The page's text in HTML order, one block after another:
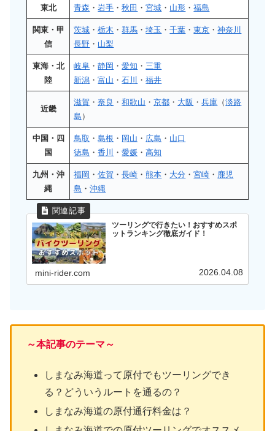
東北 青森 ・岩手 ・秋田 ・宮城 ・ 山形 ・福島
関東・甲
信
茨城 ・栃木 ・群馬 ・埼玉 ・千葉 ・東京 ・神奈川
長野 ・ 山梨
東海・北
陸
岐阜 ・静岡 ・愛知 ・ 三重
新潟 ・富山 ・石川 ・福井
近畿
滋賀 ・奈良 ・和歌山 ・京都 ・ 大阪 ・兵庫 （淡路
島 ）
中国・四
国
鳥取 ・島根 ・ 岡山 ・ 広島 ・ 山口
徳島 ・香川 ・愛媛 ・高知
九州・沖
縄
福岡 ・佐賀 ・長崎 ・熊本 ・ 大分 ・宮崎 ・ 鹿児
島 ・沖縄
ツーリングで行きたい！おすすめスポ
ットランキング徹底ガイド！
mini-rider.com 2026.04.08
～本記事のテーマ～
しまなみ海道って原付でもツーリングでき
る？どういうルートを通るの？
しまなみ海道の原付通行料金は？